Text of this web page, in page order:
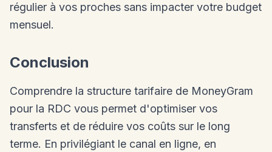
régulier à vos proches sans impacter votre budget
mensuel.
Conclusion
Comprendre la structure tarifaire de MoneyGram
pour la RDC vous permet d'optimiser vos
transferts et de réduire vos coûts sur le long
terme. En privilégiant le canal en ligne, en